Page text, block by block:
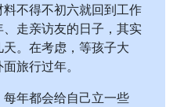
不得不初六就回到工作
走亲访友的日子，其实
。在考虑，等孩子大
旅行过年。
年都会给自己立一些